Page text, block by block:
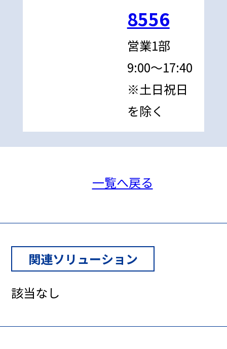
8556
営業1部
9:00〜17:40
※土日祝日
を除く
一覧へ戻る
関連ソリューション
該当なし